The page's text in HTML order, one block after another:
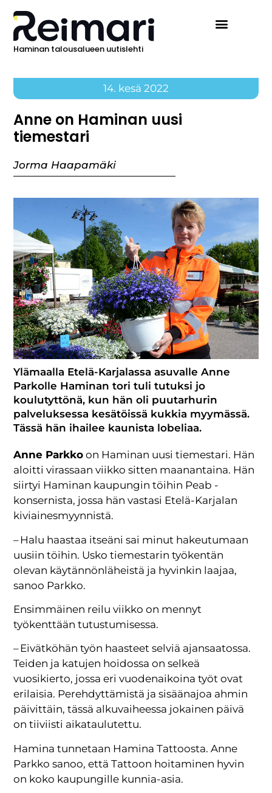
Haminan talousalueen uutislehti
14. kesä 2022
Anne on Haminan uusi
tiemestari
Jorma Haapamäki
Ylämaalla Etelä-Karjalassa asuvalle Anne
Parkolle Haminan tori tuli tutuksi jo
koulutyttönä, kun hän oli puutarhurin
palveluksessa kesätöissä kukkia myymässä.
Tässä hän ihailee kaunista lobeliaa.
Anne Parkko on Haminan uusi tiemestari. Hän
aloitti virassaan viikko sitten maanantaina. Hän
siirtyi Haminan kaupungin töihin Peab -
konsernista, jossa hän vastasi Etelä-Karjalan
kiviainesmyynnistä.
– Halu haastaa itseäni sai minut hakeutumaan
uusiin töihin. Usko tiemestarin työkentän
olevan käytännönläheistä ja hyvinkin laajaa,
sanoo Parkko.
Ensimmäinen reilu viikko on mennyt
työkenttään tutustumisessa.
– Eivätköhän työn haasteet selviä ajansaatossa.
Teiden ja katujen hoidossa on selkeä
vuosikierto, jossa eri vuodenaikoina työt ovat
erilaisia. Perehdyttämistä ja sisäänajoa ahmin
päivittäin, tässä alkuvaiheessa jokainen päivä
on tiiviisti aikataulutettu.
Hamina tunnetaan Hamina Tattoosta. Anne
Parkko sanoo, että Tattoon hoitaminen hyvin
on koko kaupungille kunnia-asia.